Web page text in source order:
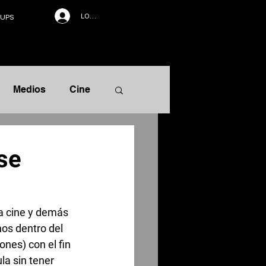
LOG IN
Medios Cine
cine y demás
dentro del
con el fin
sin tener